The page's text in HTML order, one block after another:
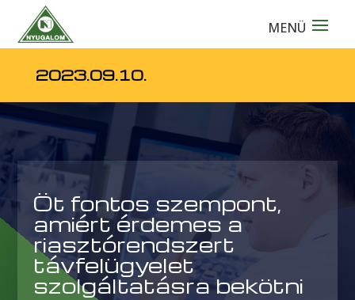
2023.09.10.
Öt fontos szempont,
amiért érdemes a
riasztórendszert
távfelügyelet
szolgáltatásra bekötni